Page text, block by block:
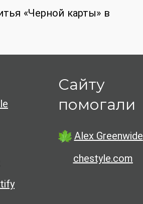
«Черной карты» в
Сайту
помогали
Alex Greenwide
chestyle.com